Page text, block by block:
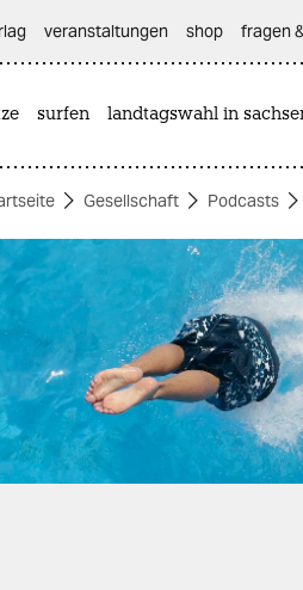
veranstaltungen shop fragen
surfen landtagswahl in
Gesellschaft Podcasts